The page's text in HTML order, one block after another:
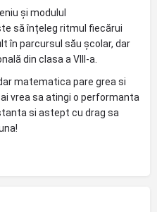
și modulul
să înțeleg ritmul fiecărui
în parcursul său școlar, dar
din clasa a VIII-a.
matematica pare grea si
vrea sa atingi o performanta
si astept cu drag sa